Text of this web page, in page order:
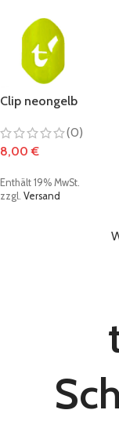
Clip neongelb
(0)
8,00€
Enthält 19% MwSt.
zzgl. Versand